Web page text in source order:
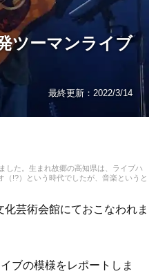
ツーマンライブ
最終更新： 2022/3/14
した。生まれ故郷の高知県は、ライブハ
!?）という時代でしたが、音楽というと
約6年のオフィスや約10年の音楽スタジ
。日本トップミュージシャン達が奏でる
芸術会館にておこなわれま
ブの模様をレポートしま